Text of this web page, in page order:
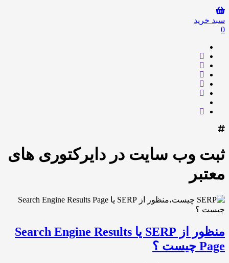
سبد خرید
0
ثبت وب سایت در دایرکتوری های
معتبر
منظور از SERP یا Search Engine Results
Page چیست ؟